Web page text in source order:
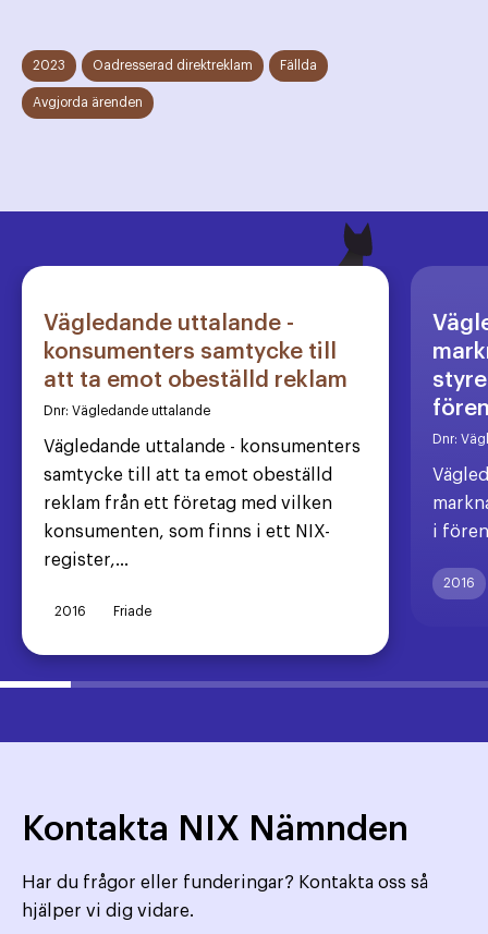
2023 Oadresserad direktreklam Fällda
Avgjorda ärenden
Vägledande uttalande -
konsumenters samtycke till
att ta emot obeställd reklam
Dnr: Vägledande uttalande
Vägledande uttalande - konsumenters
samtycke till att ta emot obeställd
reklam från ett företag med vilken
konsumenten, som finns i ett NIX-
register,...
2016 Friade
Dnr:
i
2016
Kontakta NIX Nämnden
Har du frågor eller funderingar? Kontakta oss så
hjälper vi dig vidare.